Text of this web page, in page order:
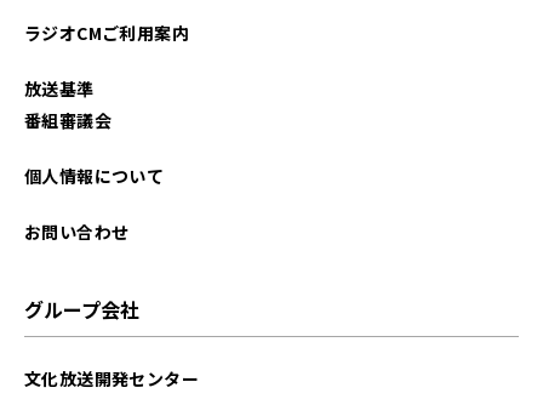
ラジオCMご利用案内
放送基準
番組審議会
個人情報について
お問い合わせ
グループ会社
文化放送開発センター